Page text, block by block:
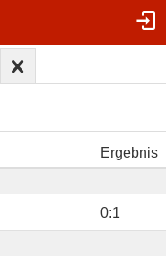
Ergebnis
0:1